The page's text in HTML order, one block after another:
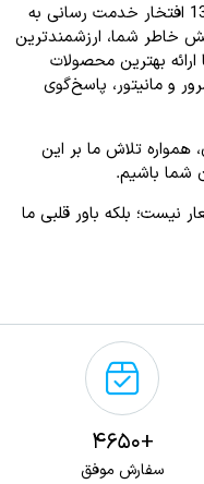
در فروشگاه اینترنتی «کِی لپ»، از سال 1395 افتخار خدمت‌ رسانی به
خاطر شما، ارزشمندترین
بهترین محصولات
و مانیتور، پاسخ‌گوی
تلاش ما بر این
شما باشیم.
نیست؛ بلکه باور قلبی ما
+4650
سفارش موفق